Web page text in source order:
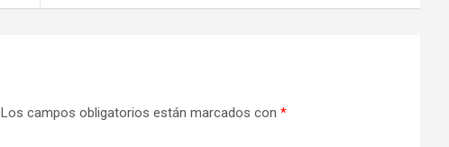
Los campos obligatorios están marcados con *